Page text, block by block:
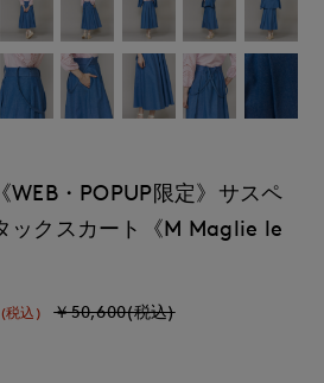
WEB・POPUP限定》サスペ
ックスカート《M Maglie le
(税込) ￥50,600(税込)